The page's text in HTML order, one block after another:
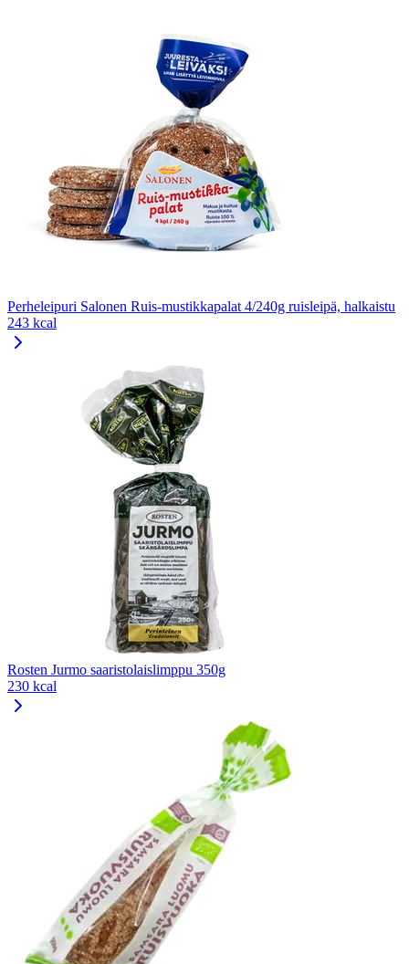
Perheleipuri Salonen Ruis-mustikkapalat 4/240g ruisleipä, halkaistu
243 kcal
Rosten Jurmo saaristolaislimppu 350g
230 kcal